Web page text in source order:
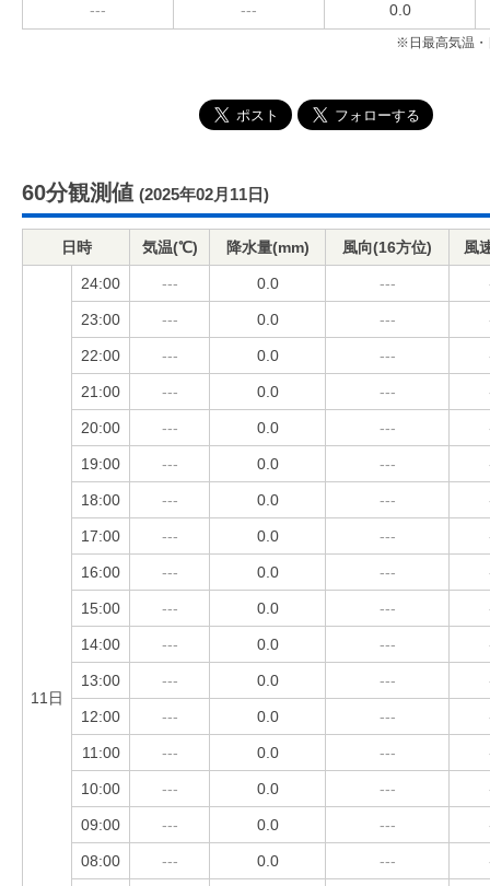
--- --- 0.0
※日最高気温・
60分観測値 (2025年02月11日)
日時 気温(℃) 降水量(mm) 風向(16方位) 風
11日
24:00 --- 0.0 ---
23:00 --- 0.0 ---
22:00 --- 0.0 ---
21:00 --- 0.0 ---
20:00 --- 0.0 ---
19:00 --- 0.0 ---
18:00 --- 0.0 ---
17:00 --- 0.0 ---
16:00 --- 0.0 ---
15:00 --- 0.0 ---
14:00 --- 0.0 ---
13:00 --- 0.0 ---
12:00 --- 0.0 ---
11:00 --- 0.0 ---
10:00 --- 0.0 ---
09:00 --- 0.0 ---
08:00 --- 0.0 ---